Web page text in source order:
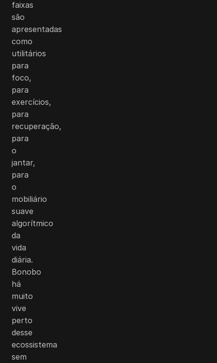
faixas
são
apresentadas
como
utilitários
para
foco,
para
exercícios,
para
recuperação,
para
o
jantar,
para
o
mobiliário
suave
algorítmico
da
vida
diária.
Bonobo
há
muito
vive
perto
desse
ecossistema
sem